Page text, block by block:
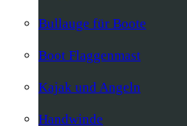
Bullauge für Boote
Boot Flaggenmast
Kajak und Angeln
Handwinde